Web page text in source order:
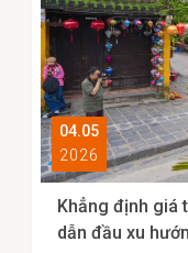
lịch sử giao
những vùng biển
04.05
2026
Khẳng định giá
dẫn đầu xu